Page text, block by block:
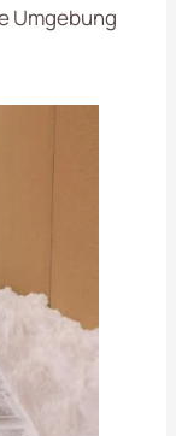
Umgebung